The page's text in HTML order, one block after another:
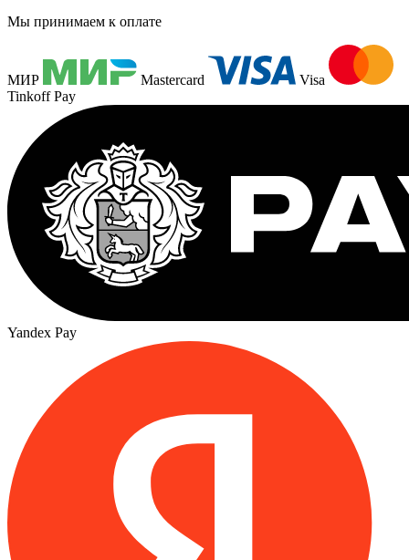
Мы принимаем к оплате
МИР Mastercard
Visa
Tinkoff Pay
Yandex Pay